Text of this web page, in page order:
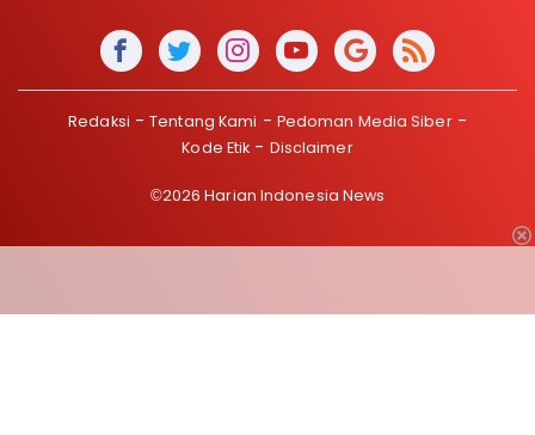
Redaksi Tentang Kami
Pedoman Media Siber
Kode Etik
Disclaimer
©2026 Harian Indonesia News